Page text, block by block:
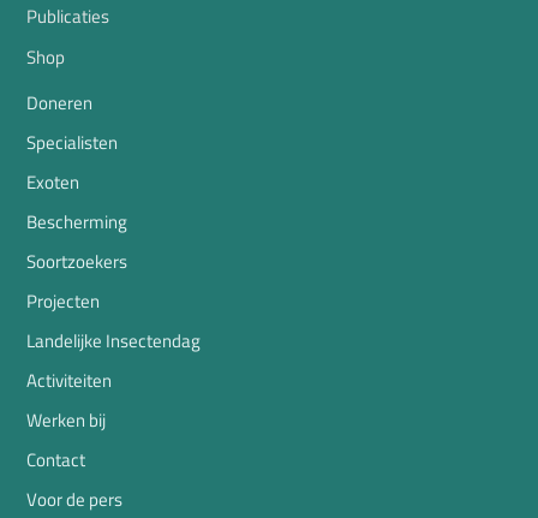
Publicaties
Shop
Doneren
Specialisten
Exoten
Bescherming
Soortzoekers
Projecten
Landelijke Insectendag
Activiteiten
Werken bij
Contact
Voor de pers